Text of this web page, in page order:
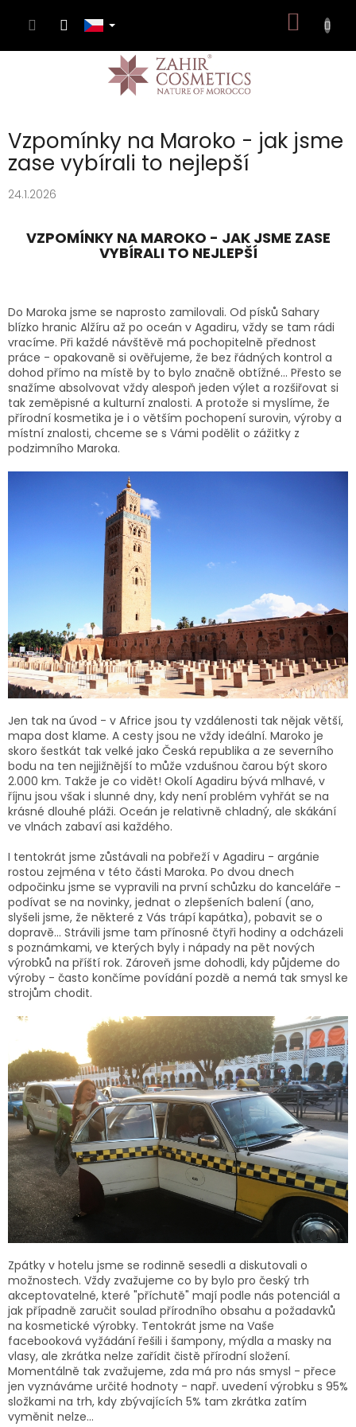
KOŠÍK
Vzpomínky na Maroko - jak jsme
zase vybírali to nejlepší
24.1.2026
VZPOMÍNKY NA MAROKO - JAK JSME ZASE
VYBÍRALI TO NEJLEPŠÍ
Do Maroka jsme se naprosto zamilovali. Od písků Sahary
blízko hranic Alžíru až po oceán v Agadiru, vždy se tam rádi
vracíme. Při každé návštěvě má pochopitelně přednost
práce - opakovaně si ověřujeme, že bez řádných kontrol a
dohod přímo na místě by to bylo značně obtížné... Přesto se
snažíme absolvovat vždy alespoň jeden výlet a rozšiřovat si
tak zeměpisné a kulturní znalosti. A protože si myslíme, že
přírodní kosmetika je i o větším pochopení surovin, výroby a
místní znalosti, chceme se s Vámi podělit o zážitky z
podzimního Maroka.
Jen tak na úvod - v Africe jsou ty vzdálenosti tak nějak větší,
mapa dost klame. A cesty jsou ne vždy ideální. Maroko je
skoro šestkát tak velké jako Česká republika a ze severního
bodu na ten nejjižnější to může vzdušnou čarou být skoro
2.000 km. Takže je co vidět! Okolí Agadiru bývá mlhavé, v
říjnu jsou však i slunné dny, kdy není problém vyhřát se na
krásné dlouhé pláži. Oceán je relativně chladný, ale skákání
ve vlnách zabaví asi každého.
I tentokrát jsme zůstávali na pobřeží v Agadiru - argánie
rostou zejména v této části Maroka. Po dvou dnech
odpočinku jsme se vypravili na první schůzku do kanceláře -
podívat se na novinky, jednat o zlepšeních balení (ano,
slyšeli jsme, že některé z Vás trápí kapátka), pobavit se o
dopravě... Strávili jsme tam přínosné čtyři hodiny a odcházeli
s poznámkami, ve kterých byly i nápady na pět nových
výrobků na příští rok. Zároveň jsme dohodli, kdy půjdeme do
výroby - často končíme povídání pozdě a nemá tak smysl ke
strojům chodit.
Zpátky v hotelu jsme se rodinně sesedli a diskutovali o
možnostech. Vždy zvažujeme co by bylo pro český trh
akceptovatelné, které "příchutě" mají podle nás potenciál a
jak případně zaručit soulad přírodního obsahu a požadavků
na kosmetické výrobky. Tentokrát jsme na Vaše
facebooková vyžádání řešili i šampony, mýdla a masky na
vlasy, ale zkrátka nelze zařídit čistě přírodní složení.
Momentálně tak zvažujeme, zda má pro nás smysl - přece
jen vyznáváme určité hodnoty - např. uvedení výrobku s 95%
složkami na trh, kdy zbývajících 5% tam zkrátka zatím
vyměnit nelze...